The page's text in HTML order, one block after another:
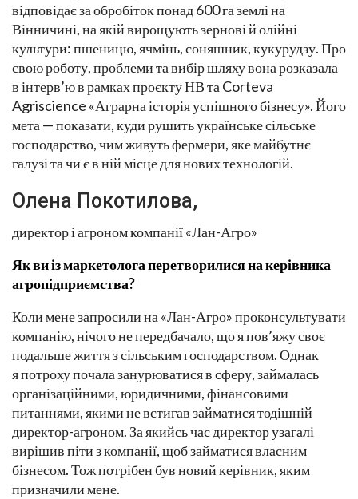
відповідає за обробіток понад 600 га землі на
Вінничині, на якій вирощують зернові й олійні
культури: пшеницю, ячмінь, соняшник, кукурудзу. Про
свою роботу, проблеми та вибір шляху вона розказала
в інтерв’ю в рамках проєкту НВ та Corteva
Agriscience «Аграрна історія успішного бізнесу». Його
мета — показати, куди рушить українське сільське
господарство, чим живуть фермери, яке майбутнє
галузі та чи є в ній місце для нових технологій.
Олена Покотилова,
директор і агроном компанії «Лан-Агро»
Як ви із маркетолога перетворилися на керівника
агропідприємства?
Коли мене запросили на «Лан-Агро» проконсультувати
компанію, нічого не передбачало, що я пов’яжу своє
подальше життя з сільським господарством. Однак
я потроху почала занурюватися в сферу, займалась
організаційними, юридичними, фінансовими
питаннями, якими не встигав займатися тодішній
директор-агроном. За якийсь час директор узагалі
вирішив піти з компанії, щоб займатися власним
бізнесом. Тож потрібен був новий керівник, яким
призначили мене.